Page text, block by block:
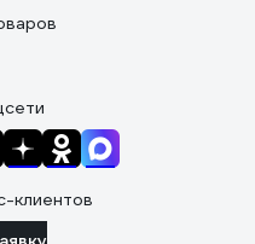
клиентов